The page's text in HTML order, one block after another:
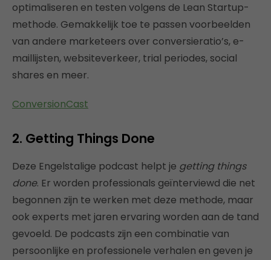
optimaliseren en testen volgens de Lean Startup-
methode. Gemakkelijk toe te passen voorbeelden
van andere marketeers over conversieratio’s, e-
maillijsten, websiteverkeer, trial periodes, social
shares en meer.
ConversionCast
2. Getting Things Done
Deze Engelstalige podcast helpt je getting things
done. Er worden professionals geïnterviewd die net
begonnen zijn te werken met deze methode, maar
ook experts met jaren ervaring worden aan de tand
gevoeld. De podcasts zijn een combinatie van
persoonlijke en professionele verhalen en geven je